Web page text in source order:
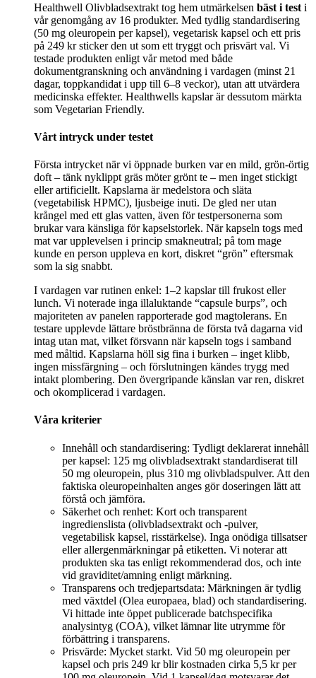
Healthwell Olivbladsextrakt tog hem utmärkelsen bäst i test i
vår genomgång av 16 produkter. Med tydlig standardisering
(50 mg oleuropein per kapsel), vegetarisk kapsel och ett pris
på 249 kr sticker den ut som ett tryggt och prisvärt val. Vi
testade produkten enligt vår metod med både
dokumentgranskning och användning i vardagen (minst 21
dagar, toppkandidat i upp till 6–8 veckor), utan att utvärdera
medicinska effekter. Healthwells kapslar är dessutom märkta
som Vegetarian Friendly.
Vårt intryck under testet
Första intrycket när vi öppnade burken var en mild, grön-örtig
doft – tänk nyklippt gräs möter grönt te – men inget stickigt
eller artificiellt. Kapslarna är medelstora och släta
(vegetabilisk HPMC), ljusbeige inuti. De gled ner utan
krångel med ett glas vatten, även för testpersonerna som
brukar vara känsliga för kapselstorlek. När kapseln togs med
mat var upplevelsen i princip smakneutral; på tom mage
kunde en person uppleva en kort, diskret “grön” eftersmak
som la sig snabbt.
I vardagen var rutinen enkel: 1–2 kapslar till frukost eller
lunch. Vi noterade inga illaluktande “capsule burps”, och
majoriteten av panelen rapporterade god magtolerans. En
testare upplevde lättare bröstbränna de första två dagarna vid
intag utan mat, vilket försvann när kapseln togs i samband
med måltid. Kapslarna höll sig fina i burken – inget klibb,
ingen missfärgning – och förslutningen kändes trygg med
intakt plombering. Den övergripande känslan var ren, diskret
och okomplicerad i vardagen.
Våra kriterier
Innehåll och standardisering: Tydligt deklarerat innehåll
per kapsel: 125 mg olivbladsextrakt standardiserat till
50 mg oleuropein, plus 310 mg olivbladspulver. Att den
faktiska oleuropeinhalten anges gör doseringen lätt att
förstå och jämföra.
Säkerhet och renhet: Kort och transparent
ingredienslista (olivbladsextrakt och -pulver,
vegetabilisk kapsel, risstärkelse). Inga onödiga tillsatser
eller allergenmärkningar på etiketten. Vi noterar att
produkten ska tas enligt rekommenderad dos, och inte
vid graviditet/amning enligt märkning.
Transparens och tredjepartsdata: Märkningen är tydlig
med växtdel (Olea europaea, blad) och standardisering.
Vi hittade inte öppet publicerade batchspecifika
analysintyg (COA), vilket lämnar lite utrymme för
förbättring i transparens.
Prisvärde: Mycket starkt. Vid 50 mg oleuropein per
kapsel och pris 249 kr blir kostnaden cirka 5,5 kr per